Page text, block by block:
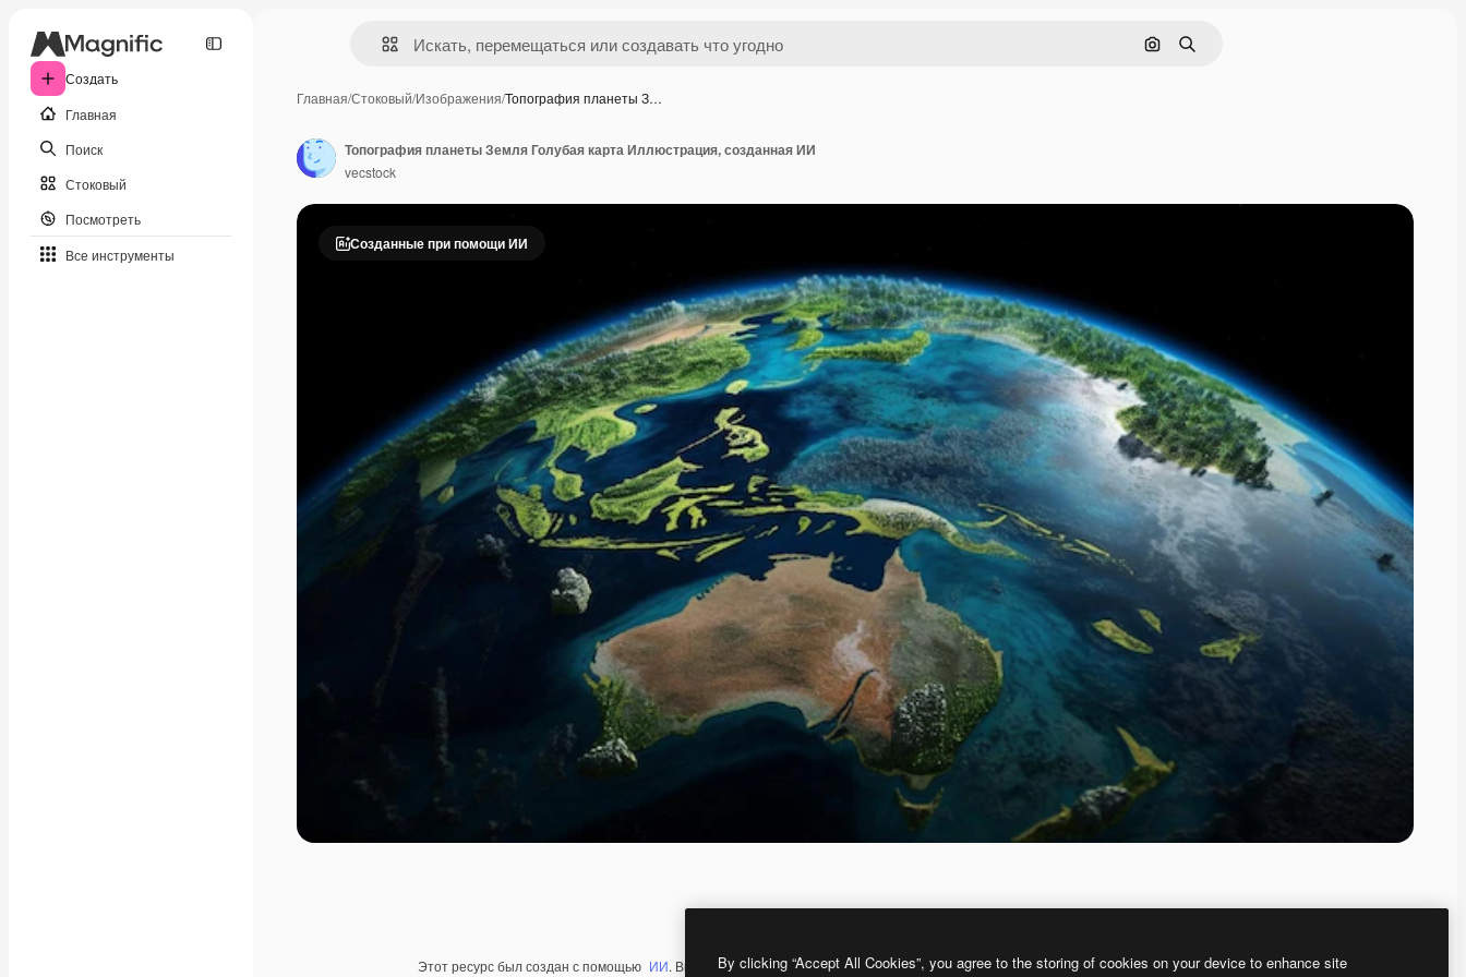
Создать
Главная
Поиск
Стоковый
Посмотреть
Все инструменты
Поиск по изображению
Поиск
Главная/Стоковый/Изображения/Топография планеты З…
Созданные при помощи ИИ
Этот ресурс был создан с помощью ИИ. Вы можете создать свой собственный с помощью нашего генератора изображений на основе ИИ.
Топография планеты Земля Голубая карта Иллюстрация, созданная ИИ
vecstock
By clicking “Accept All Cookies”, you agree to the storing of cookies on your device to enhance site